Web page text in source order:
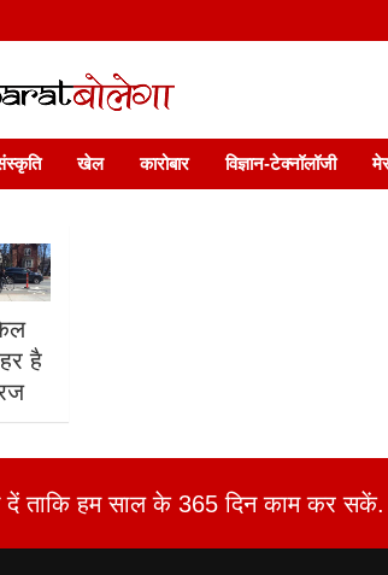
बोलेगा
India: News, Views, Info, Trends & Podcast I
खेल कारोबार विज्ञान-टेक्नॉलॉजी
है
दें ताकि हम साल के 365 दिन काम कर सकें.